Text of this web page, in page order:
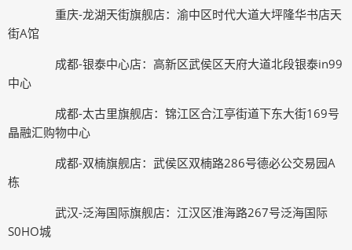
重庆-龙湖天街旗舰店：渝中区时代大道大坪隆华书店天
街A馆
成都-银泰中心店：高新区武侯区天府大道北段银泰in99
中心
成都-太古里旗舰店：锦江区合江亭街道下东大街169号
晶融汇购物中心
成都-双楠旗舰店：武侯区双楠路286号德必公交易园A
栋
武汉-泛海国际旗舰店：江汉区淮海路267号泛海国际
S0HO城